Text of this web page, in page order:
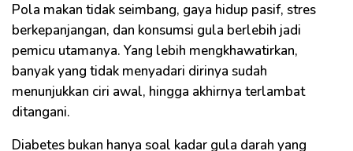
Pola makan tidak seimbang, gaya hidup pasif, stres
berkepanjangan, dan konsumsi gula berlebih jadi
pemicu utamanya. Yang lebih mengkhawatirkan,
banyak yang tidak menyadari dirinya sudah
menunjukkan ciri awal, hingga akhirnya terlambat
ditangani.
Diabetes bukan hanya soal kadar gula darah yang